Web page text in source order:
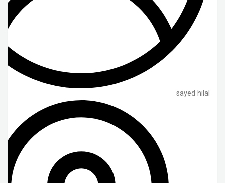
sayed hilal